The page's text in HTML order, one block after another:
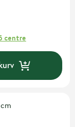
centre